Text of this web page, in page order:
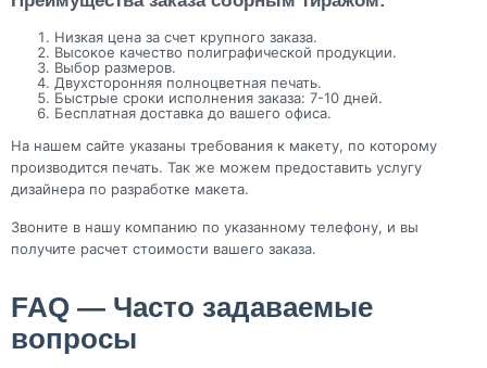
Низкая цена за счет крупного заказа.
Высокое качество полиграфической продукции.
Выбор размеров.
Двухсторонняя полноцветная печать.
Быстрые сроки исполнения заказа: 7-10 дней.
Бесплатная доставка до вашего офиса.
На нашем сайте указаны требования к макету, по которому
производится печать. Так же можем предоставить услугу
дизайнера по разработке макета.
Звоните в нашу компанию по указанному телефону, и вы
получите расчет стоимости вашего заказа.
FAQ — Часто задаваемые
вопросы